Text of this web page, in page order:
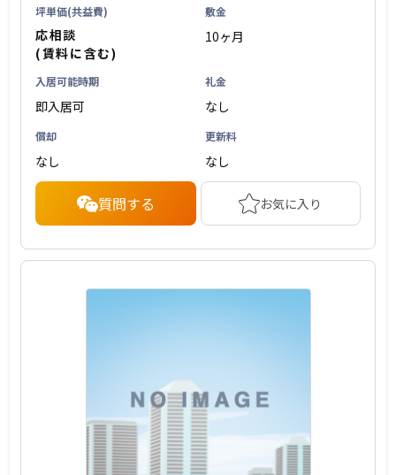
坪単価(共益費)
応相談
(賃料に含む)
敷金
10ヶ月
入居可能時期
即入居可
礼金
なし
償却
なし
更新料
なし
質問する お気に入り